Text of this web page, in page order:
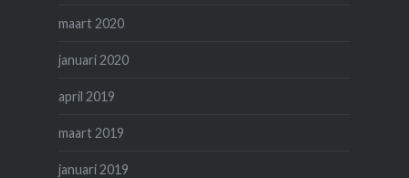
maart 2020
januari 2020
april 2019
maart 2019
januari 2019